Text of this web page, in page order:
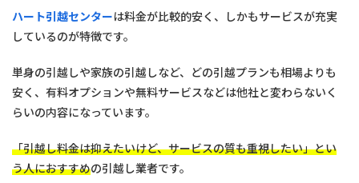
ハート引越センターは料金が比較的安く、しかもサービスが充実
しているのが特徴です。
単身の引越しや家族の引越しなど、どの引越プランも相場よりも
安く、有料オプションや無料サービスなどは他社と変わらないく
らいの内容になっています。
「引越し料金は抑えたいけど、サービスの質も重視したい」とい
う人におすすめの引越し業者です。